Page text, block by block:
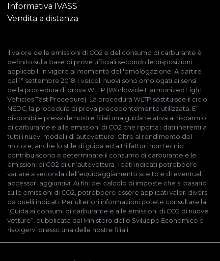
Informativa IVASS
Vendita a distanza
Il valore delle emissioni di CO2 e del consumo di carburante è
definito sulla base di prove ufficiali secondo le disposizioni
applicabili in vigore al momento dell'omologazione. A partire
dal 1° settembre 2018, i veicoli nuovi sono omologati ai sensi
della procedura di prova WLTP (Worldwide Harmonized Light
Vehicles Test Procedure). La procedura WLTP sostituisce il ciclo
NEDC, la procedura di prova precedentemente utilizzata. E’
disponibile presso le nostre filiali una guida relativa al risparmio
di carburante e alle emissioni di CO2 che riporta i dati inerenti a
tutti i nuovi modelli di autovetture. Oltre al rendimento del
motore, anche lo stile di guida ed altri fattori non tecnici
contribuiscono a determinare il consumo di carburante e le
emissioni di CO2 di un’autovettura. I dati indicati potrebbero
variare a seconda dell’equipaggiamento scelto e di eventuali
accessori aggiuntivi. Ai fini del calcolo di imposte che si basano
sulle emissioni di CO2, potrebbero essere applicati valori diversi
da quelli indicati. Per ulteriori informazioni potete consultare la
“Guida ai consumi di carburante e alle emissioni di CO2 di nuove
vetture”, pubblicata dal Ministero dello Sviluppo Economico o
rivolgervi presso una delle nostre filiali.